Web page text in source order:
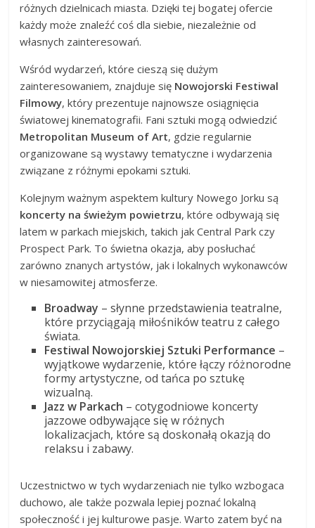
różnych dzielnicach miasta. Dzięki tej bogatej ofercie
każdy może znaleźć coś dla siebie, niezależnie od
własnych zainteresowań.
Wśród wydarzeń, które cieszą się dużym
zainteresowaniem, znajduje się Nowojorski Festiwal
Filmowy, który prezentuje najnowsze osiągnięcia
światowej kinematografii. Fani sztuki mogą odwiedzić
Metropolitan Museum of Art, gdzie regularnie
organizowane są wystawy tematyczne i wydarzenia
związane z różnymi epokami sztuki.
Kolejnym ważnym aspektem kultury Nowego Jorku są
koncerty na świeżym powietrzu, które odbywają się
latem w parkach miejskich, takich jak Central Park czy
Prospect Park. To świetna okazja, aby posłuchać
zarówno znanych artystów, jak i lokalnych wykonawców
w niesamowitej atmosferze.
Broadway – słynne przedstawienia teatralne,
które przyciągają miłośników teatru z całego
świata.
Festiwal Nowojorskiej Sztuki Performance –
wyjątkowe wydarzenie, które łączy różnorodne
formy artystyczne, od tańca po sztukę
wizualną.
Jazz w Parkach – cotygodniowe koncerty
jazzowe odbywające się w różnych
lokalizacjach, które są doskonałą okazją do
relaksu i zabawy.
Uczestnictwo w tych wydarzeniach nie tylko wzbogaca
duchowo, ale także pozwala lepiej poznać lokalną
społeczność i jej kulturowe pasje. Warto zatem być na